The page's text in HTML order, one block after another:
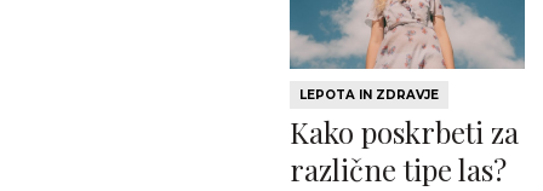
LEPOTA IN ZDRAVJE
Kako poskrbeti za
različne tipe las?